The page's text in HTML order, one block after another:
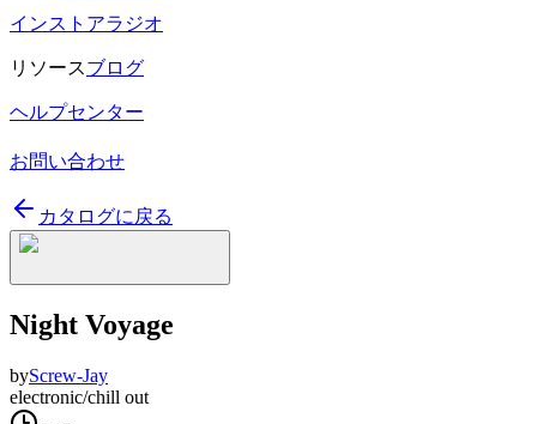
インストアラジオ
リソースブログ
ヘルプセンター
お問い合わせ
カタログに戻る
Night Voyage
byScrew-Jay
electronic/chill out